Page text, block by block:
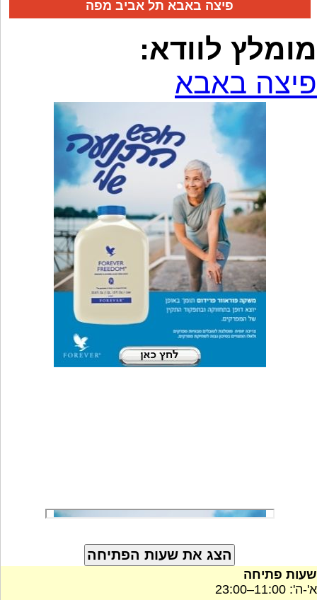
פיצה באבא תל אביב מפה
מומלץ לוודא:
פיצה באבא
שעות פתיחה
א'-ה': 11:00–23:00